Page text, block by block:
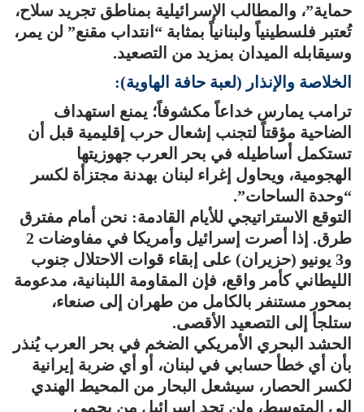
حماية”، والمطالب الإسرائيلية بمناطق تجريد سلاح،
تُعتبر فلسطينياً ولبنانياً بمثابة “انتداب مقنع” لن يمر،
وسيقابله الميدان بمزيد من التصعيد.
الخلاصة والإنذار (لعبة حافة الهاوية):
ترامب يمارس خداعاً مكشوفاً؛ يمنع استهداف
الضاحية مؤقتاً لتجنب إشعال حرب إقليمية قبل أن
تستكمل أساطيله في بحر العرب جهوزيتها
الهجومية، ويحاول إغراء لبنان بهدنة مجتزأة لكسر
“وحدة الساحات”.
التوقع الاستراتيجي للأيام القادمة: نحن أمام مفترق
طرق. إذا أصرت إسرائيل وأمريكا في مفاوضات 2
و3 يونيو (حزيران) على إبقاء قوات الاحتلال جنوب
الليطاني كأمر واقع، فإن المقاومة اللبنانية، مدعومة
بمحور مستنفر بالكامل من طهران إلى صنعاء،
ستلجأ إلى التصعيد الأقصى.
الحشد البحري الأمريكي الضخم في بحر العرب يُنذر
بأن أي خطأ حسابي في لبنان، أو أي ضربة إيرانية
لكسر الحصار، سيشعل البحار من المحيط الهندي
إلى المتوسط، ولن تجد إسرائيل من يحمي